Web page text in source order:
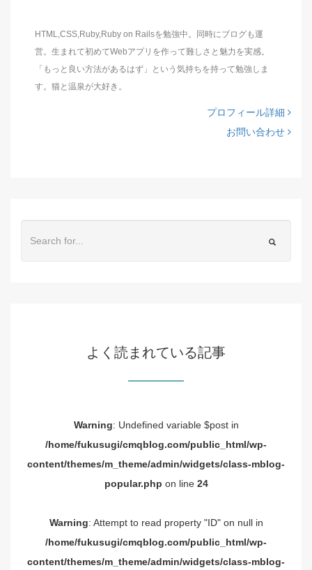
HTML,CSS,Ruby,Ruby on Railsを勉強中。同時にブログも運
営。生まれて初めてWebアプリを作って難しさと魅力を実感。
「もっと良い方法があるはず」という気持ちを持って勉強しま
す。猫と温泉が大好き。
プロフィール詳細
お問い合わせ
よく読まれている記事
Warning: Undefined variable $post in
/home/fukusugi/cmqblog.com/public_html/wp-
content/themes/m_theme/admin/widgets/class-mblog-
popular.php on line 24
Warning: Attempt to read property "ID" on null in
/home/fukusugi/cmqblog.com/public_html/wp-
content/themes/m_theme/admin/widgets/class-mblog-